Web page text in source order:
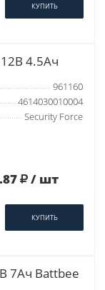
КУПИТЬ
4.5Ач
961160
4614030010004
Security Force
/ шт
КУПИТЬ
7Ач Battbee